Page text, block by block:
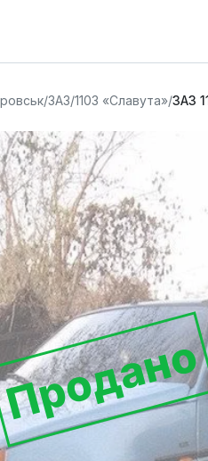
/ЗАЗ/1103 «Славута»/ЗАЗ
Продано